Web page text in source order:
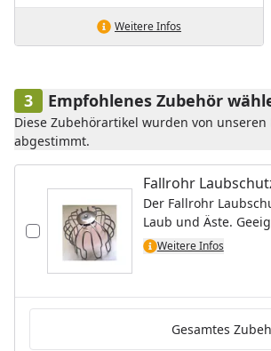
Weitere Infos
Empfohlenes Zubehör
Diese Zubehörartikel wurden von
abgestimmt.
Fallrohr
Der Fallrohr
Laub und Äste.
Material: Metall
Weitere Infos
Gesamtes